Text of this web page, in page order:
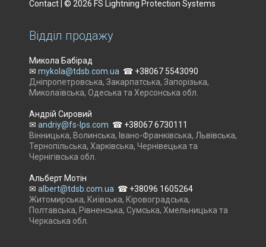
Contact | © 2026 FS Lightning Protection Systems
Відділ продажу
Микола Бабірад
✉ mykola@tdsb.com.ua ☎ +38067 5543090
Дніпропетровська, Закарпатська, Запорізька,
Миколаївська, Одеська та Херсонська обл.
Андрій Сировий
✉ andriy@fs-lps.com ☎ +38067 6730111
Вінницька, Волинська, Івано-Франківська, Львівська,
Тернопільська, Харківська, Чернівецька та
Чернігівська обл.
Альберт Мотін
✉ albert@tdsb.com.ua ☎ +38096 1605264
Житомирська, Київська, Кіровоградська,
Полтавська, Рівненська, Сумська, Хмельницька та
Черкаська обл.